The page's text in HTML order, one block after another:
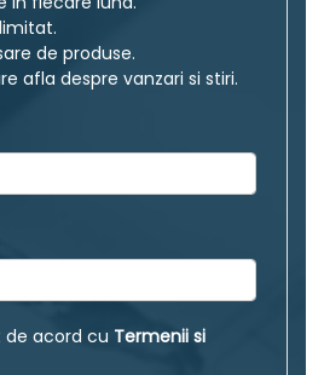
de produse.
afla despre vanzari si stiri.
acord cu Termenii si